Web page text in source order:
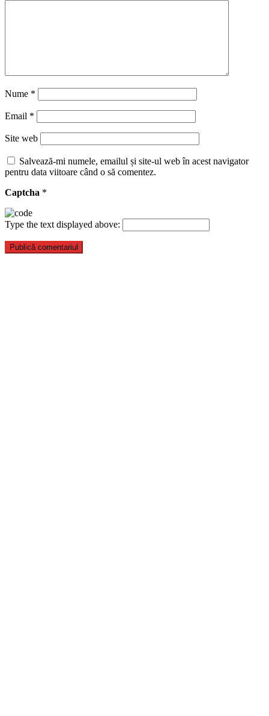
Nume *
Email *
Site web
Salvează-mi numele, emailul și site-ul web în acest navigator
pentru data viitoare când o să comentez.
Captcha *
Type the text displayed above: